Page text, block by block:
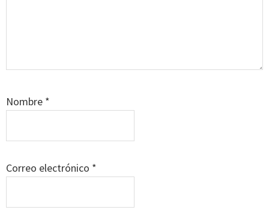
Nombre *
Correo electrónico *